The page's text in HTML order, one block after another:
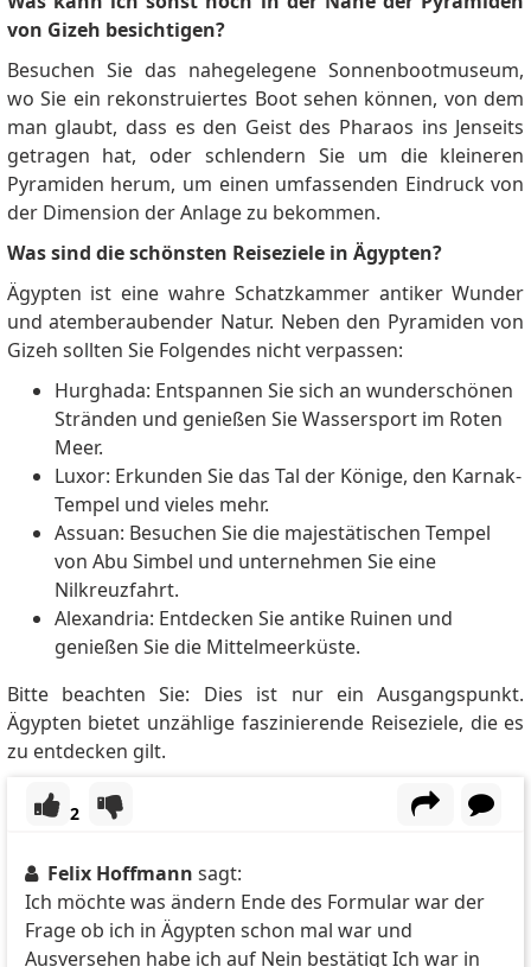
von Gizeh besichtigen?
Besuchen Sie das nahegelegene Sonnenbootmuseum,
wo Sie ein rekonstruiertes Boot sehen können, von dem
man glaubt, dass es den Geist des Pharaos ins Jenseits
getragen hat, oder schlendern Sie um die kleineren
Pyramiden herum, um einen umfassenden Eindruck von
der Dimension der Anlage zu bekommen.
Was sind die schönsten Reiseziele in Ägypten?
Ägypten ist eine wahre Schatzkammer antiker Wunder
und atemberaubender Natur. Neben den Pyramiden von
Gizeh sollten Sie Folgendes nicht verpassen:
Hurghada: Entspannen Sie sich an wunderschönen
Stränden und genießen Sie Wassersport im Roten
Meer.
Luxor: Erkunden Sie das Tal der Könige, den Karnak-
Tempel und vieles mehr.
Assuan: Besuchen Sie die majestätischen Tempel
von Abu Simbel und unternehmen Sie eine
Nilkreuzfahrt.
Alexandria: Entdecken Sie antike Ruinen und
genießen Sie die Mittelmeerküste.
Bitte beachten Sie: Dies ist nur ein Ausgangspunkt.
Ägypten bietet unzählige faszinierende Reiseziele, die es
zu entdecken gilt.
2
Felix Hoffmann sagt:
Ich möchte was ändern Ende des Formular war der
Frage ob ich in Ägypten schon mal war und
Ausversehen habe ich auf Nein bestätigt Ich war in